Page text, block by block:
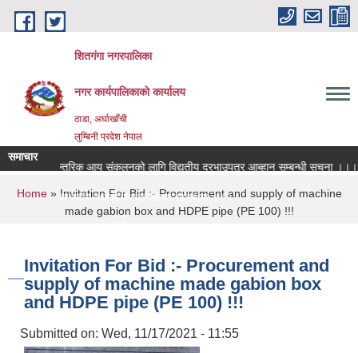
Skip to main content
शितगंगा नगरपालिका
नगर कार्यपालिकाकाे कार्यालय
ठाडा, अर्घाखाँची
लुम्बिनी प्रदेश नेपाल
समाचार
आन्तरिक आय संकलनको लागि विद्युतीय दरभाउपत्र आब्हान सम्बन्धी सूचना ।।।
रिक्त पदमा स्थायी शिक्षक सरुवा सम्बन्धमा ।।।
You are here
Home» Invitation For Bid :- Procurement and supply of machine
made gabion box and HDPE pipe (PE 100) !!!
Invitation For Bid :- Procurement and
supply of machine made gabion box
and HDPE pipe (PE 100) !!!
Submitted on: Wed, 11/17/2021 - 11:55